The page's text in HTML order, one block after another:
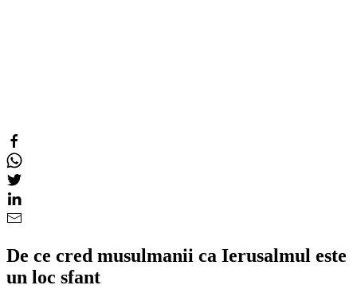
De ce cred musulmanii ca Ierusalmul este
un loc sfant